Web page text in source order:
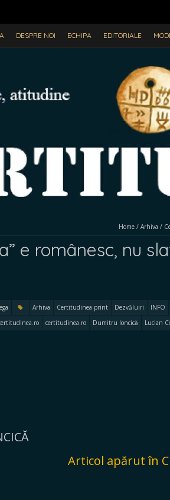
DESPRE NOI ECHIPA EDITORIALE
Home / Arhiva /
e românesc, nu
Arhiva Certitudinea print Dezvăluiri INFO
certitudinea.ro Dumitru Ioncică Lucian
Articol apărut în